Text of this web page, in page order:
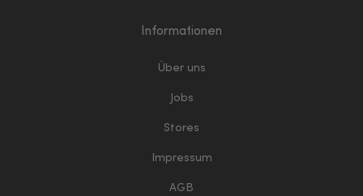
Informationen
Über uns
Jobs
Stores
Impressum
AGB